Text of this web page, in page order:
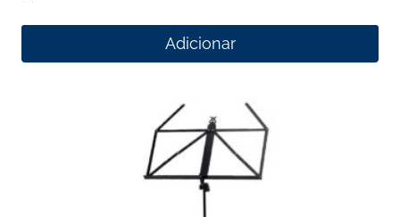
Adicionar